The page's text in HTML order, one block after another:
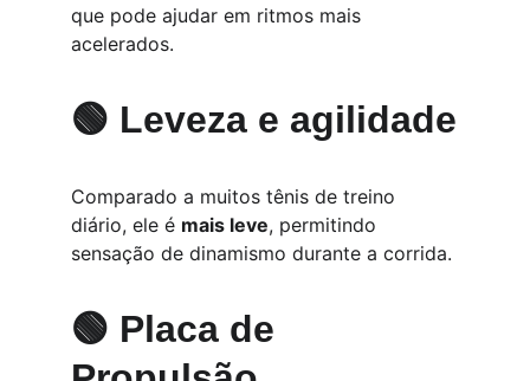
que pode ajudar em ritmos mais
acelerados.
🟢 Leveza e agilidade
Comparado a muitos tênis de treino
diário, ele é mais leve, permitindo
sensação de dinamismo durante a corrida.
🟢 Placa de